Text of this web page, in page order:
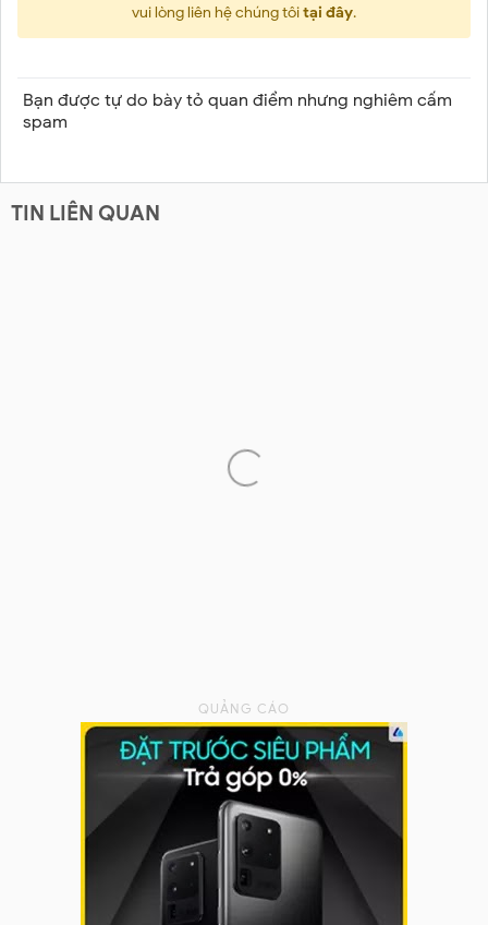
vui lòng liên hệ chúng tôitại đây.
Bạn được tự do bày tỏ quan điểm nhưng nghiêm cấm
spam
TIN LIÊN QUAN